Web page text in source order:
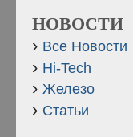
НОВОСТИ
Все Новости
Hi-Tech
Железо
Статьи